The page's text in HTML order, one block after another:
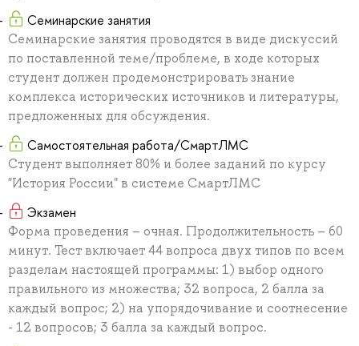
Семинарские занятия
Семинарские занятия проводятся в виде дискуссий
по поставленной теме/проблеме, в ходе которых
студент должен продемонстрировать знание
комплекса исторических источников и литературы,
предложенных для обсуждения.
Самостоятельная работа/СмартЛМС
Студент выполняет 80% и более заданий по курсу
"История России" в системе СмартЛМС
Экзамен
Форма проведения – очная. Продолжительность – 60
минут. Тест включает 44 вопроса двух типов по всем
разделам настоящей программы: 1) выбор одного
правильного из множества; 32 вопроса, 2 балла за
каждый вопрос; 2) на упорядочивание и соотнесение
- 12 вопросов; 3 балла за каждый вопрос.